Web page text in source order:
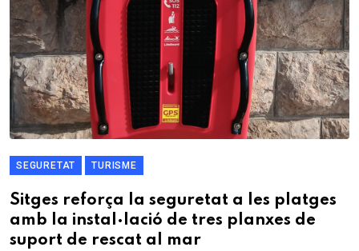
SEGURETAT TURISME
Sitges reforça la seguretat a les platges
amb la instal·lació de tres planxes de
suport de rescat al mar